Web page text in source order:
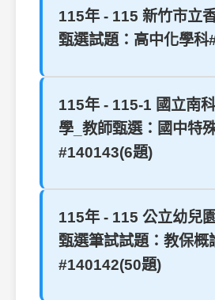
115年 - 115 新竹市立
甄選試題：高中化學
115年 - 115-1 國立南
學_教師甄選：國中特
#140143(6題)
115年 - 115 公立幼兒
甄選筆試試題：教保概
#140142(50題)